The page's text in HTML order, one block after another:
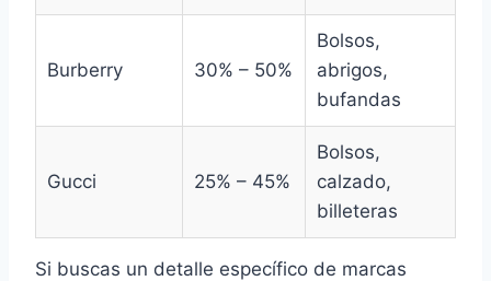
Burberry 30% – 50%
Bolsos,
abrigos,
bufandas
Gucci 25% – 45%
Bolsos,
calzado,
billeteras
Si buscas un detalle específico de marcas